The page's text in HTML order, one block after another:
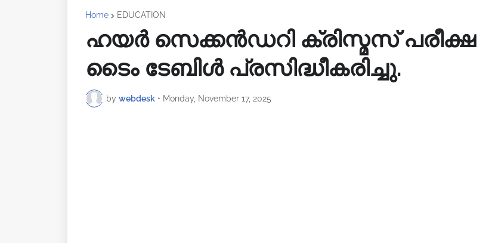
Home EDUCATION
ഹയർ സെക്കൻഡറി ക്രിസ്മസ് പരീക്ഷ
ടൈം ടേബിൾ പ്രസിദ്ധീകരിച്ചു.
by webdesk • Monday, November 17, 2025